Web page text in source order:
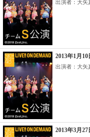
出演者：大矢
2013年1月
出演者：大矢
2013年3月